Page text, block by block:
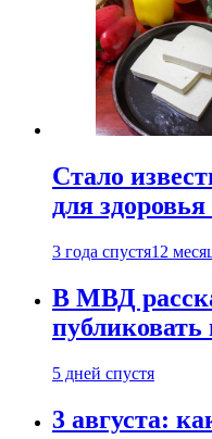
Стало
для
3 года спустя12
В МВД
публиковать
5 дней спустя
3 августа: